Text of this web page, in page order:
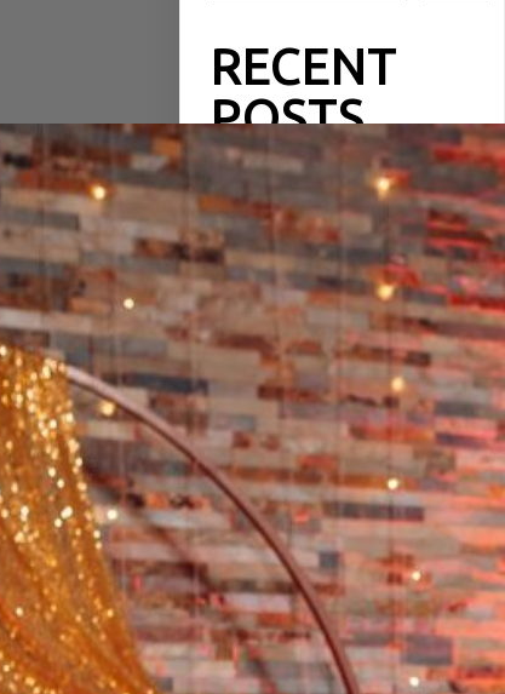
RECENT
POSTS
RECENT
COMMENTS
No hay comentarios que
mostrar.